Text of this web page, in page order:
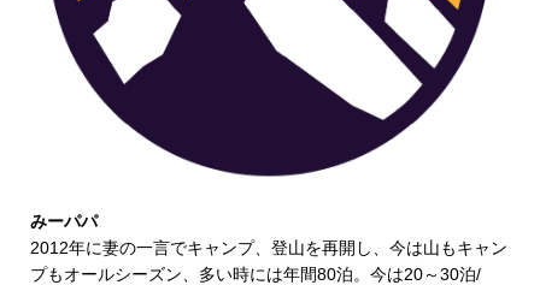
みーパパ
2012年に妻の一言でキャンプ、登山を再開し、今は山もキャン
プもオールシーズン、多い時には年間80泊。今は20～30泊/